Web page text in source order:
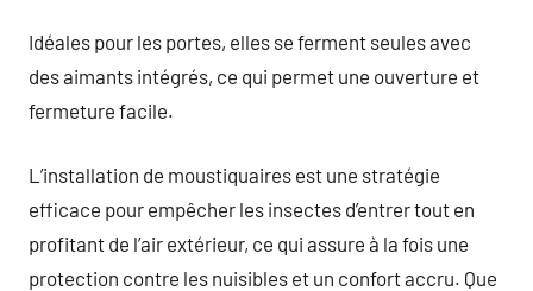
Idéales pour les portes, elles se ferment seules avec
des aimants intégrés, ce qui permet une ouverture et
fermeture facile.
L’installation de moustiquaires est une stratégie
efficace pour empêcher les insectes d’entrer tout en
profitant de l’air extérieur, ce qui assure à la fois une
protection contre les nuisibles et un confort accru. Que